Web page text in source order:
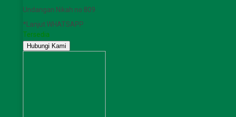
Undangan Nikah no 809
*Lanjut WHATSAPP
Tersedia
Hubungi Kami